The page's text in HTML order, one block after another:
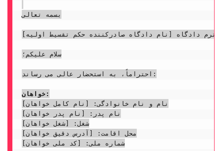
بسمه تعالی
دادگاه [نام دادگاه صادرکننده حکم تقسیط اولیه]
سلام علیکم؛
احتراماً، به استحضار عالی می رساند:
خواهان:
نام و نام خانوادگی: [نام کامل خواهان]
نام پدر: [نام پدر خواهان]
شغل: [شغل خواهان]
محل اقامت: [آدرس دقیق خواهان]
شماره ملی: [کد ملی خواهان]